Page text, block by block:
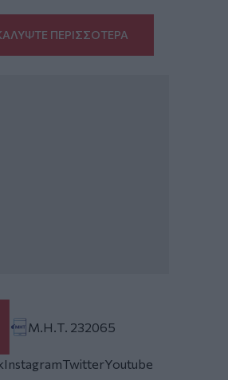
ΠΕΡΙΣΣΟΤΕΡΑ
Μ.Η.Τ. 232065
InstagramTwitterYoutube